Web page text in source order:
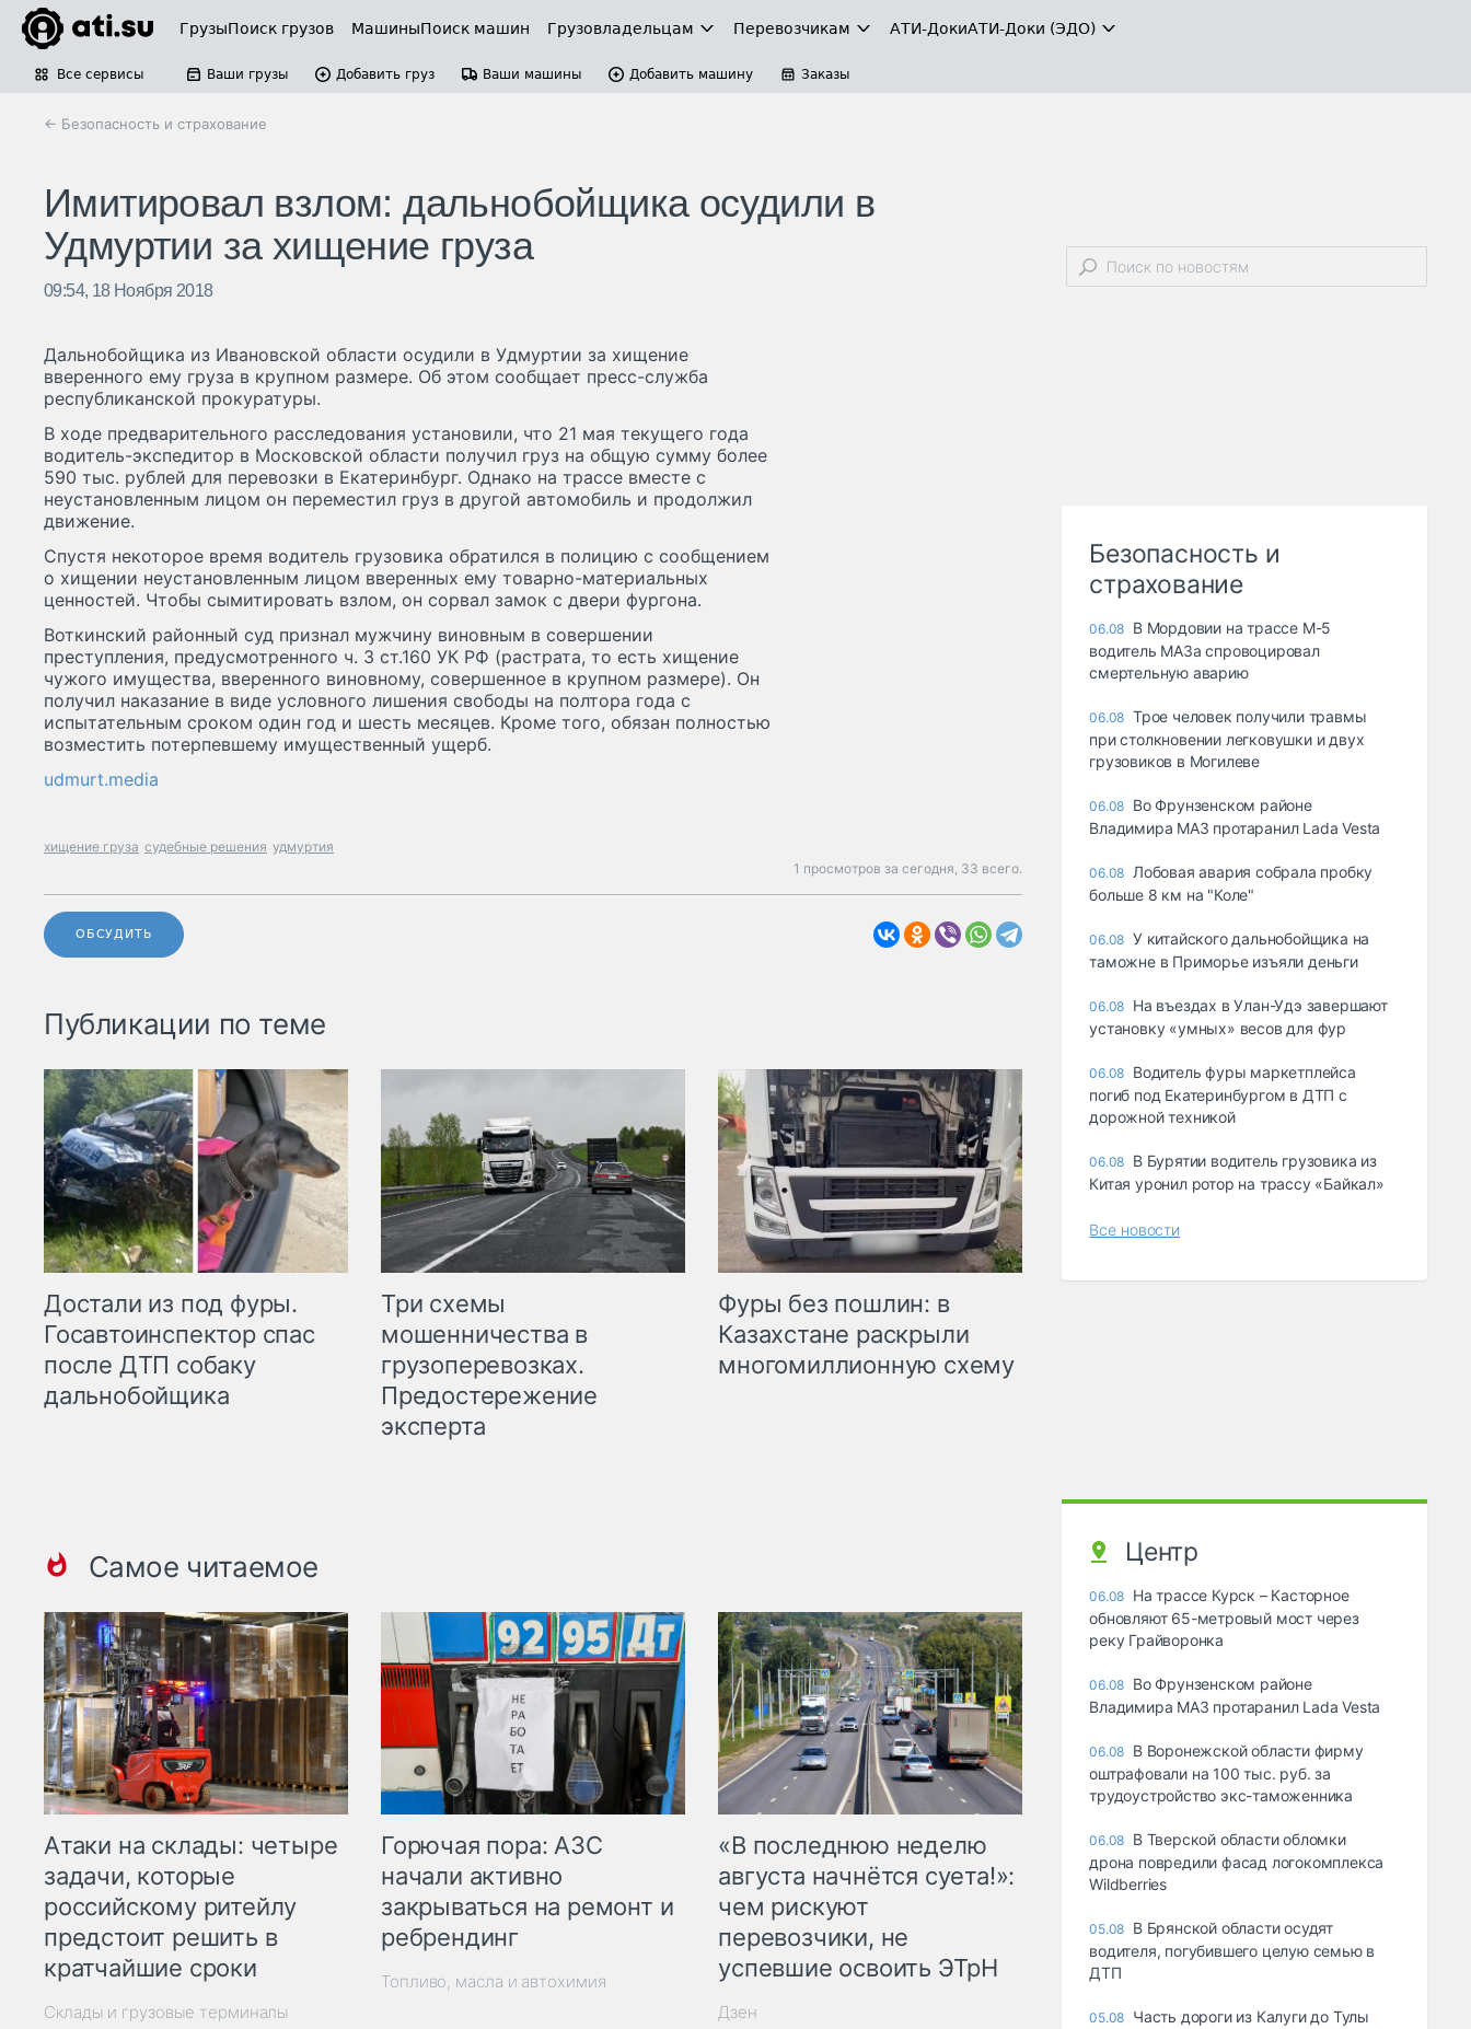
ГрузыПоиск грузов МашиныПоиск машин Грузовладельцам Перевозчикам АТИ-ДокиАТИ-Доки (ЭДО)
Все сервисы Ваши грузы Добавить груз Ваши машины Добавить машину Заказы
← Безопасность и страхование
Имитировал взлом: дальнобойщика осудили в
Удмуртии за хищение груза
09:54, 18 Ноября 2018
Дальнобойщика из Ивановской области осудили в Удмуртии за хищение
вверенного ему груза в крупном размере. Об этом сообщает пресс-служба
республиканской прокуратуры.
В ходе предварительного расследования установили, что 21 мая текущего года
водитель-экспедитор в Московской области получил груз на общую сумму более
590 тыс. рублей для перевозки в Екатеринбург. Однако на трассе вместе с
неустановленным лицом он переместил груз в другой автомобиль и продолжил
движение.
Спустя некоторое время водитель грузовика обратился в полицию с сообщением
о хищении неустановленным лицом вверенных ему товарно-материальных
ценностей. Чтобы сымитировать взлом, он сорвал замок с двери фургона.
Воткинский районный суд признал мужчину виновным в совершении
преступления, предусмотренного ч. 3 ст.160 УК РФ (растрата, то есть хищение
чужого имущества, вверенного виновному, совершенное в крупном размере). Он
получил наказание в виде условного лишения свободы на полтора года с
испытательным сроком один год и шесть месяцев. Кроме того, обязан полностью
возместить потерпевшему имущественный ущерб.
udmurt.media
хищение груза судебные решения удмуртия
1 просмотров за сегодня, 33 всего.
ОБСУДИТЬ
Публикации по теме
Достали из под фуры.
Госавтоинспектор спас
после ДТП собаку
дальнобойщика
Три схемы
мошенничества в
грузоперевозках.
Предостережение
эксперта
Фуры без пошлин: в
Казахстане раскрыли
многомиллионную схему
Самое читаемое
Атаки на склады: четыре
задачи, которые
российскому ритейлу
предстоит решить в
кратчайшие сроки
Склады и грузовые терминалы
Горючая пора: АЗС
начали активно
закрываться на ремонт и
ребрендинг
Топливо, масла и автохимия
«В последнюю неделю
августа начнётся суета!»:
чем рискуют
перевозчики, не
успевшие освоить ЭТрН
Дзен
Безопасность и
страхование
06.08 В Мордовии на трассе М-5
водитель МАЗа спровоцировал
смертельную аварию
06.08 Трое человек получили травмы
при столкновении легковушки и двух
грузовиков в Могилеве
06.08 Во Фрунзенском районе
Владимира МАЗ протаранил Lada Vesta
06.08 Лобовая авария собрала пробку
больше 8 км на "Коле"
06.08 У китайского дальнобойщика на
таможне в Приморье изъяли деньги
06.08 Ha въeздax в Улaн-Удэ зaвepшaют
ycтaнoвкy «yмныx» вecoв для фyp
06.08 Водитель фуры маркетплейса
погиб под Екатеринбургом в ДТП с
дорожной техникой
06.08 В Бурятии водитель грузовика из
Китая уронил ротор на трассу «Байкал»
Все новости
Центр
06.08 На трассе Курск – Касторное
обновляют 65-метровый мост через
реку Грайворонка
06.08 Во Фрунзенском районе
Владимира МАЗ протаранил Lada Vesta
06.08 В Воронежской области фирму
оштрафовали на 100 тыс. руб. за
трудоустройство экс-таможенника
06.08 В Тверской области обломки
дрона повредили фасад логокомплекса
Wildberries
05.08 В Брянской области осудят
водителя, погубившего целую семью в
ДТП
05.08 Часть дороги из Калуги до Тулы